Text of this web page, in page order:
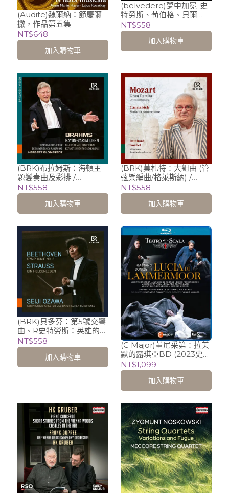
(Audite)魏爾納：節慶彌
撒，作品第五集
NT$648
加入購物車
(belvedere)夢中加冕-史
特勞斯、荀伯格、貝爾
格：藝術歌曲 / Hanna-
Elisabeth Müller
(soprano), Juliane Ruf
(piano)
NT$558
加入購物車
(BRK)布拉姆斯：海頓主
題變奏曲及彩排 /
Herbert Blomstedt 布
隆斯泰特
NT$558
加入購物車
(BRK)莫札特：大組曲 (管
弦樂編曲/格萊斯納) /
Munich Radio
Orchestra、Reinhard
Goebel
NT$558
加入購物車
(BRK)貝多芬：第5號交響
曲、R史特勞斯：英雄的生
涯 / Seiji Ozawa 小澤征爾
NT$558
加入購物車
(C Major)董尼采第：拉美
默的露琪亞BD (2023史卡
拉歌劇院)
NT$1,099
加入購物車